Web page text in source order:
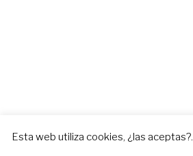
Esta web utiliza cookies, ¿las aceptas?.